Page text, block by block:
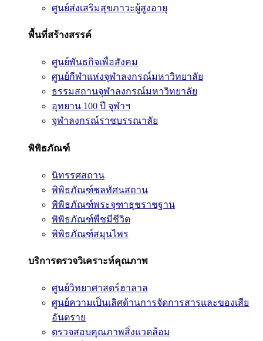
ศูนย์ส่งเสริมสุขภาวะผู้สูงอายุ
พื้นที่สร้างสรรค์
ศูนย์พันธกิจเพื่อสังคม
ศูนย์กีฬาแห่งจุฬาลงกรณ์มหาวิทยาลัย
ธรรมสถานจุฬาลงกรณ์มหาวิทยาลัย
อุทยาน 100 ปี จุฬาฯ
จุฬาลงกรณ์ราชบรรณาลัย
พิพิธภัณฑ์
นิทรรศสถาน
พิพิธภัณฑ์ชลทัศนสถาน
พิพิธภัณฑ์พระจุฑาธุชราชฐาน
พิพิธภัณฑ์พืชมีชีวิต
พิพิธภัณฑ์สมุนไพร
บริการตรวจวิเคราะห์คุณภาพ
ศูนย์วิทยาศาสตร์ฮาลาล
ศูนย์ความเป็นเลิศด้านการจัดการสารและของเสีย
อันตราย
ตรวจสอบคุณภาพสิ่งแวดล้อม